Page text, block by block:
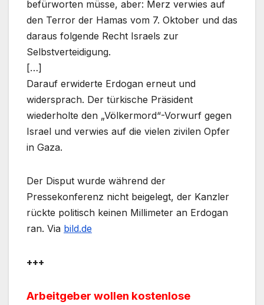
befürworten müsse, aber: Merz verwies auf
den Terror der Hamas vom 7. Oktober und das
daraus folgende Recht Israels zur
Selbstverteidigung.
[…]
Darauf erwiderte Erdogan erneut und
widersprach. Der türkische Präsident
wiederholte den „Völkermord“-Vorwurf gegen
Israel und verwies auf die vielen zivilen Opfer
in Gaza.
Der Disput wurde während der
Pressekonferenz nicht beigelegt, der Kanzler
rückte politisch keinen Millimeter an Erdogan
ran. Via bild.de
+++
Arbeitgeber wollen kostenlose